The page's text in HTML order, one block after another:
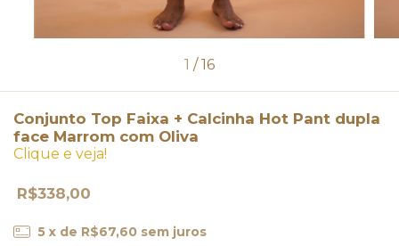
1 /16
Conjunto Top Faixa + Calcinha Hot Pant dupla
face Marrom com Oliva
Clique e veja!
R$338,00
5 x de R$67,60 sem juros